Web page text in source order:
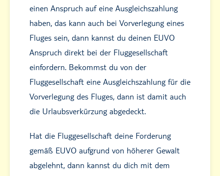
einen Anspruch auf eine Ausgleichszahlung
haben, das kann auch bei Vorverlegung eines
Fluges sein, dann kannst du deinen EUVO
Anspruch direkt bei der Fluggesellschaft
einfordern. Bekommst du von der
Fluggesellschaft eine Ausgleichszahlung für die
Vorverlegung des Fluges, dann ist damit auch
die Urlaubsverkürzung abgedeckt.
Hat die Fluggesellschaft deine Forderung
gemäß EUVO aufgrund von höherer Gewalt
abgelehnt, dann kannst du dich mit dem